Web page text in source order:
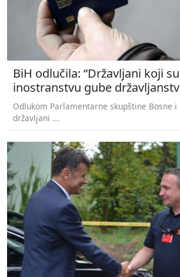
BiH odlučila: “Državljani koji
inostranstvu gube
Odlukom Parlamentarne skupštine Bosne i
državljani ...